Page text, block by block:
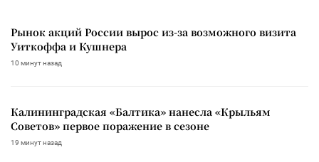
Рынок акций России вырос из-за возможного визита
Уиткоффа и Кушнера
10 минут назад
Калининградская «Балтика» нанесла «Крыльям
Советов» первое поражение в сезоне
19 минут назад